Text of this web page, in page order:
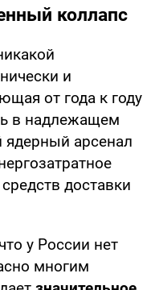
коллапс
и
от года к году
в надлежащем
ядерный арсенал
доставки
у России нет
многим